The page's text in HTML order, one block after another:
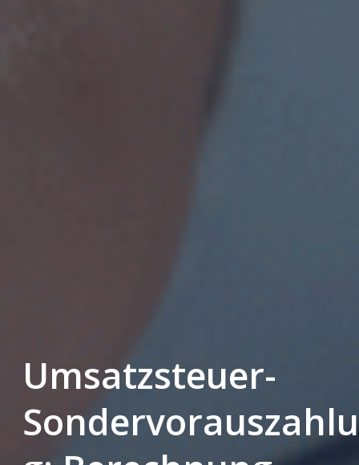
Umsatzsteuer-